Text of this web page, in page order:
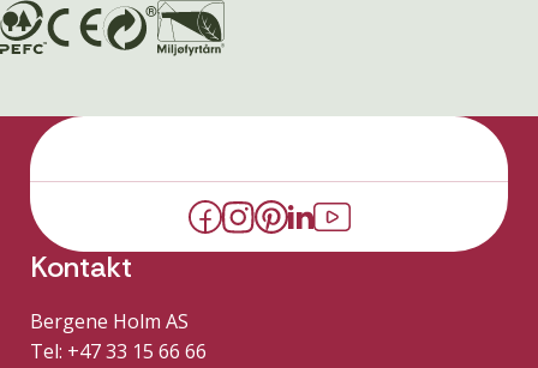
Kontakt
Bergene Holm AS
Tel: +47 33 15 66 66